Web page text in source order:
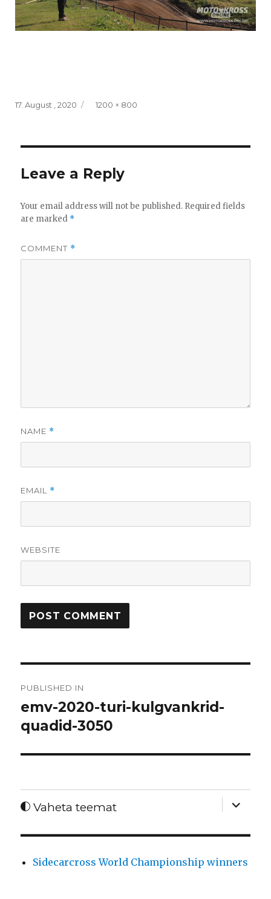
Posted
17. August , 2020
Full
1200 × 800
Leave a Reply
Your email address will not be published. Required fields
are marked *
COMMENT *
NAME *
EMAIL *
WEBSITE
navigation
PUBLISHED IN
emv-2020-turi-kulgvankrid-
quadid-3050
Vaheta teemat
expand
child
Sidecarcross World Championship winners